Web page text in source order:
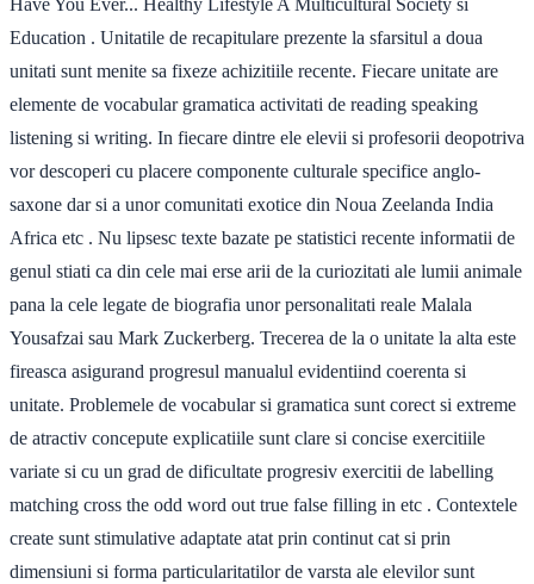
Have You Ever... Healthy Lifestyle A Multicultural Society si
Education . Unitatile de recapitulare prezente la sfarsitul a doua
unitati sunt menite sa fixeze achizitiile recente. Fiecare unitate are
elemente de vocabular gramatica activitati de reading speaking
listening si writing. In fiecare dintre ele elevii si profesorii deopotriva
vor descoperi cu placere componente culturale specifice anglo-
saxone dar si a unor comunitati exotice din Noua Zeelanda India
Africa etc . Nu lipsesc texte bazate pe statistici recente informatii de
genul stiati ca din cele mai erse arii de la curiozitati ale lumii animale
pana la cele legate de biografia unor personalitati reale Malala
Yousafzai sau Mark Zuckerberg. Trecerea de la o unitate la alta este
fireasca asigurand progresul manualul evidentiind coerenta si
unitate. Problemele de vocabular si gramatica sunt corect si extreme
de atractiv concepute explicatiile sunt clare si concise exercitiile
variate si cu un grad de dificultate progresiv exercitii de labelling
matching cross the odd word out true false filling in etc . Contextele
create sunt stimulative adaptate atat prin continut cat si prin
dimensiuni si forma particularitatilor de varsta ale elevilor sunt